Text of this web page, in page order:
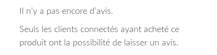
Il n’y a pas encore d’avis.
Seuls les clients connectés ayant acheté ce
produit ont la possibilité de laisser un avis.